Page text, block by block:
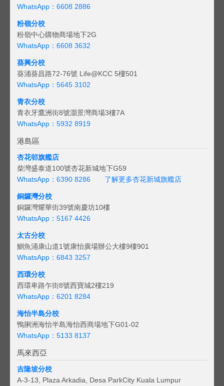
WhatsApp：6608 2886
粉嶺分校
粉嶺中心購物商場地下2G
WhatsApp：6608 3632
葵興分校
葵涌葵昌路72-76號 Life@KCC 5樓501
WhatsApp：5645 3102
青衣分校
青衣牙鷹洲街8號灝景灣商場3樓7A
WhatsApp：5932 8919
港島區
杏花邨旗艦店
柴灣盛泰道100號杏花新城地下G59
WhatsApp：6390 8286
了解更多杏花新城旗艦店
銅鑼灣分校
銅鑼灣耀華街39號南慶坊10樓
WhatsApp：5167 4426
太古分校
鰂魚涌康山道1號康怡廣場辦公大樓9樓901
WhatsApp：6843 3257
西環分校
西環卑路乍街8號西寶城2樓219
WhatsApp：6201 8284
海怡半島分校
鴨脷洲海怡半島海怡西商場地下G01-02
WhatsApp：5133 8137
馬來西亞
吉隆坡分校
A-3-13, Plaza Arkadia, Desa ParkCity Kuala Lumpur